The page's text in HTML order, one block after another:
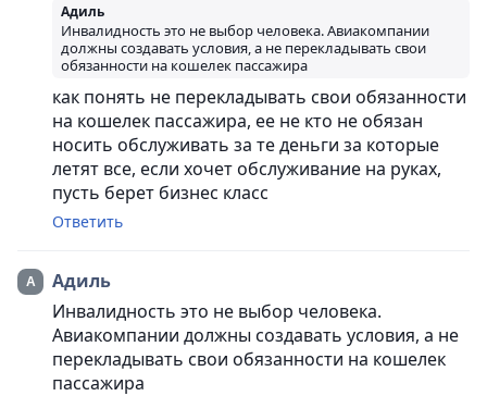
Адиль
Инвалидность это не выбор человека. Авиакомпании
должны создавать условия, а не перекладывать свои
обязанности на кошелек пассажира
как понять не перекладывать свои обязанности
на кошелек пассажира, ее не кто не обязан
носить обслуживать за те деньги за которые
летят все, если хочет обслуживание на руках,
пусть берет бизнес класс
Ответить
Адиль
Инвалидность это не выбор человека.
Авиакомпании должны создавать условия, а не
перекладывать свои обязанности на кошелек
пассажира